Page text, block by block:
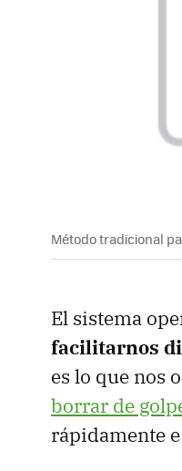
Método tradicional
El sistema
facilitarnos
es lo que nos
borrar de
rápidamente